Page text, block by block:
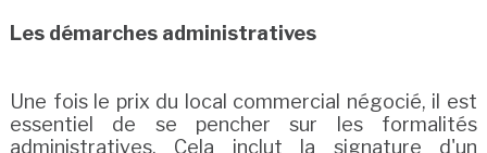
Les démarches administratives
Une fois le prix du local commercial négocié, il est
essentiel de se pencher sur les formalités
administratives. Cela inclut la signature d'un